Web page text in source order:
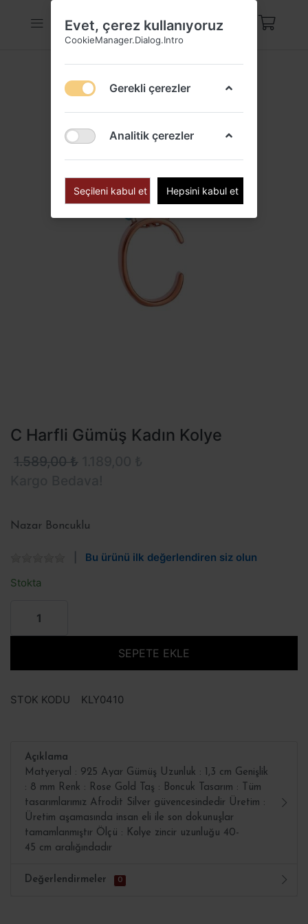
C Harfli Gümüş Kadın Kolye
1.589,00 ₺
Nazar Boncuklu
Bu ürünü ilk değerlendiren siz olun
Stokta
SEPETE EKLE
STOK KODU KLY0410
Açıklama
Matyeryal : 925 Ayar Gümüş Uzunluk : 1,3 cm Genişlik
: 8 mm Renk : Rose Gold Taş : Boncuk Tasarım : Tüm
tasarımlarımız Afrodit Silver güvencesindedir Üretim :
Üretim aşamasında insan eli ile son dokunuşlar
tamamlanmıştır Ölçü : Kolye zincir uzunluğu 40-
45 cm aralığındadır
Değerlendirmeler 0
Evet, çerez kullanıyoruz
CookieManager.Dialog.Intro
Gerekli çerezler
Analitik çerezler
Seçileni kabul et Hepsini kabul et